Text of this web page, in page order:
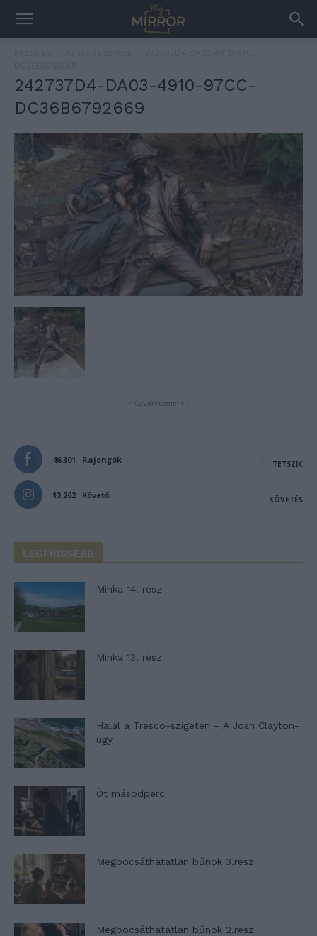
242737D4-DA03-4910-97CC-
DC36B6792669
- Advertisement -
46,301 Rajongók TETSZIK
13,262 Követő KÖVETÉS
LEGFRISSEBB
Minka 14. rész
Minka 13. rész
Halál a Tresco-szigeten – A Josh Clayton-
ügy
Öt másodperc
Megbocsáthatatlan bűnök 3.rész
Megbocsáthatatlan bűnök 2.rész